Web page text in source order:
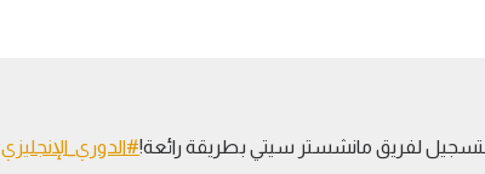
دوري أبطال إفريقيا
لفريق مانشستر سيتي بطريقة رائعة!#الدوري_الإنجليزي